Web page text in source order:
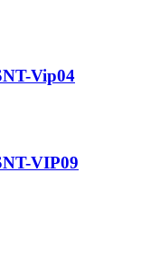
Vip04
VIP09